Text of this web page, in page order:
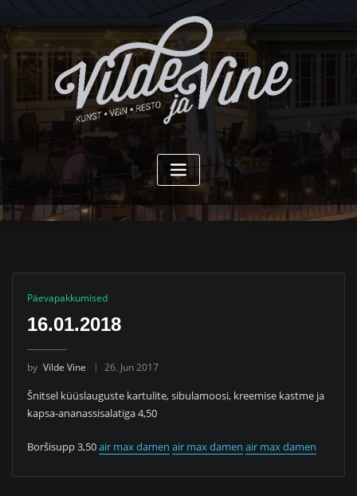
content
Päevapakkumised
16.01.2018
by Vilde Vine 26. Jun 2017
Šnitsel küüslauguste kartulite, sibulamoosi, kreemise kastme ja
kapsa-ananassisalatiga 4,50
Boršisupp 3,50air max damen air max damen air max damen